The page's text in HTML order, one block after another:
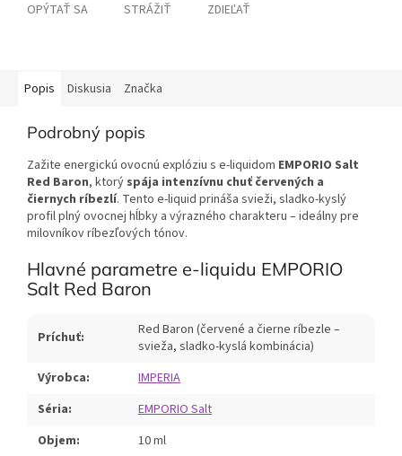
OPÝTAŤ SA STRÁŽIŤ ZDIEĽAŤ
Popis Diskusia Značka
Podrobný popis
Zažite energickú ovocnú explóziu s e-liquidom EMPORIO Salt
Red Baron, ktorý spája intenzívnu chuť červených a
čiernych ríbezlí. Tento e-liquid prináša svieži, sladko-kyslý
profil plný ovocnej hĺbky a výrazného charakteru – ideálny pre
milovníkov ríbezľových tónov.
Hlavné parametre e-liquidu EMPORIO
Salt Red Baron
Príchuť:
Red Baron (červené a čierne ríbezle –
svieža, sladko-kyslá kombinácia)
Výrobca:
IMPERIA
Séria:
EMPORIO Salt
Objem:
10 ml